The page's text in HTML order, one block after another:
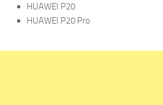
HUAWEI P20
HUAWEI P20 Pro